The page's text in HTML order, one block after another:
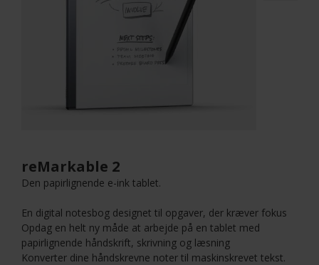
reMarkable 2
Den papirlignende e-ink tablet.
En digital notesbog designet til opgaver, der kræver fokus
Opdag en helt ny måde at arbejde på en tablet med
papirlignende håndskrift, skrivning og læsning
Konverter dine håndskrevne noter til maskinskrevet tekst.